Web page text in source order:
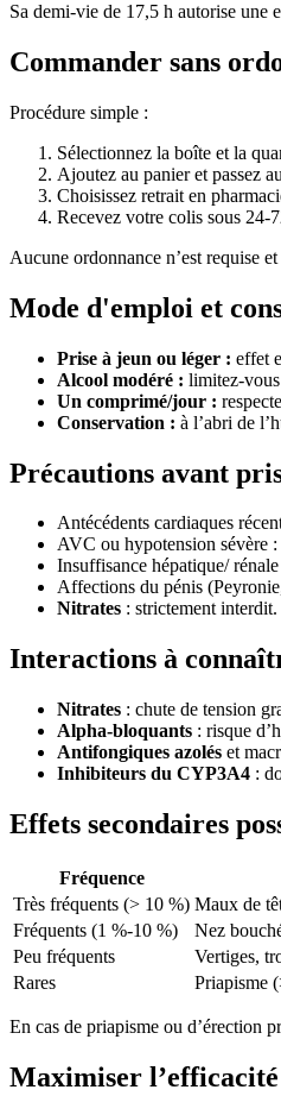
Sa demi-vie de 17,5 h autorise une
Commander sans
Procédure simple :
Sélectionnez la boîte et la
Ajoutez au panier et passez
Choisissez retrait en
Recevez votre colis sous 24-
Aucune ordonnance n’est requise
Mode d'emploi et
Prise à jeun ou léger : effet
Alcool modéré : limitez-
Un comprimé/jour :
Conservation : à l’abri de
Précautions avant
Antécédents cardiaques
AVC ou hypotension sévère
Insuffisance hépatique/
Affections du pénis
Nitrates : strictement interdit.
Interactions à
Nitrates : chute de tension
Alpha-bloquants : risque
Antifongiques azolés et
Inhibiteurs du CYP3A4 :
Effets secondaires
Fréquence
Très fréquents (> 10 %) Maux de
Fréquents (1 %-10 %)
Nez
Peu fréquents
Vertiges,
Rares
Priapisme
En cas de priapisme ou d’érection
Maximiser l’efficacité